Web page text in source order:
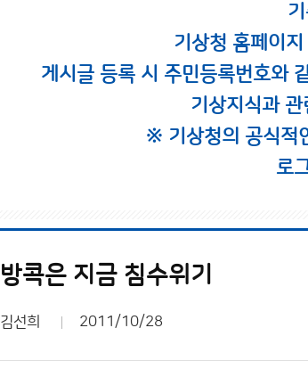
기상청 홈페이
게시글 등록 시 주민등록번호와
기상지식과
※ 기상청의 공식적
로
방콕은 지금 침수위기
김선희 2011/10/28